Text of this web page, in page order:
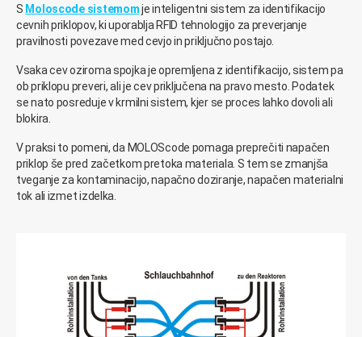
S Moloscode sistemomje inteligentni sistem za identifikacijo
cevnih priklopov, ki uporablja RFID tehnologijo za preverjanje
pravilnosti povezave med cevjo in priključno postajo.
Vsaka cev oziroma spojka je opremljena z identifikacijo, sistem pa
ob priklopu preveri, ali je cev priključena na pravo mesto. Podatek
se nato posreduje v krmilni sistem, kjer se proces lahko dovoli ali
blokira.
V praksi to pomeni, da MOLOScode pomaga preprečiti napačen
priklop še pred začetkom pretoka materiala. S tem se zmanjša
tveganje za kontaminacijo, napačno doziranje, napačen materialni
tok ali izmet izdelka.